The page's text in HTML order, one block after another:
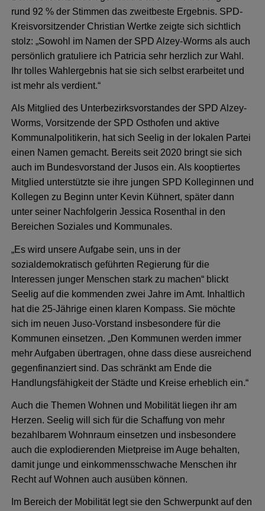
rund 92 % der Stimmen das zweitbeste Ergebnis. SPD-
Kreisvorsitzender Christian Wertke zeigte sich sichtlich
stolz: „Sowohl im Namen der SPD Alzey-Worms als auch
persönlich gratuliere ich Patricia sehr herzlich zur Wahl.
Ihr tolles Wahlergebnis hat sie sich selbst erarbeitet und
ist mehr als verdient.“
Als Mitglied des Unterbezirksvorstandes der SPD Alzey-
Worms, Vorsitzende der SPD Osthofen und aktive
Kommunalpolitikerin, hat sich Seelig in der lokalen Partei
einen Namen gemacht. Bereits seit 2020 bringt sie sich
auch im Bundesvorstand der Jusos ein. Als kooptiertes
Mitglied unterstützte sie ihre jungen SPD Kolleginnen und
Kollegen zu Beginn unter Kevin Kühnert, später dann
unter seiner Nachfolgerin Jessica Rosenthal in den
Bereichen Soziales und Kommunales.
„Es wird unsere Aufgabe sein, uns in der
sozialdemokratisch geführten Regierung für die
Interessen junger Menschen stark zu machen“ blickt
Seelig auf die kommenden zwei Jahre im Amt. Inhaltlich
hat die 25-Jährige einen klaren Kompass. Sie möchte
sich im neuen Juso-Vorstand insbesondere für die
Kommunen einsetzen. „Den Kommunen werden immer
mehr Aufgaben übertragen, ohne dass diese ausreichend
gegenfinanziert sind. Das schränkt am Ende die
Handlungsfähigkeit der Städte und Kreise erheblich ein.“
Auch die Themen Wohnen und Mobilität liegen ihr am
Herzen. Seelig will sich für die Schaffung von mehr
bezahlbarem Wohnraum einsetzen und insbesondere
auch die explodierenden Mietpreise im Auge behalten,
damit junge und einkommensschwache Menschen ihr
Recht auf Wohnen auch ausüben können.
Im Bereich der Mobilität legt sie den Schwerpunkt auf den